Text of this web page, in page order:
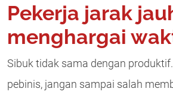
Pekerja jarak
menghargai
Sibuk tidak sama dengan
pebinis, jangan sampai salah